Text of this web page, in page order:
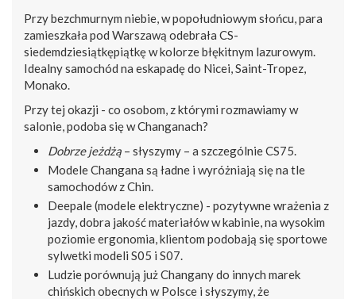
Przy bezchmurnym niebie, w popołudniowym słońcu, para
zamieszkała pod Warszawą odebrała CS-
siedemdziesiątkępiątkę w kolorze błękitnym lazurowym.
Idealny samochód na eskapadę do Nicei, Saint-Tropez,
Monako.
Przy tej okazji - co osobom, z którymi rozmawiamy w
salonie, podoba się w Changanach?
Dobrze jeżdżą – słyszymy – a szczególnie CS75.
Modele Changana są ładne i wyróżniają się na tle
samochodów z Chin.
Deepale (modele elektryczne) - pozytywne wrażenia z
jazdy, dobra jakość materiałów w kabinie, na wysokim
poziomie ergonomia, klientom podobają się sportowe
sylwetki modeli S05 i S07.
Ludzie porównują już Changany do innych marek
chińskich obecnych w Polsce i słyszymy, że